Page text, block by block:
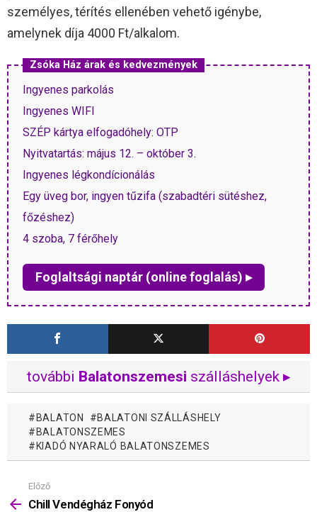
személyes, térítés ellenében vehető igénybe,
amelynek díja 4000 Ft/alkalom.
Zsóka Ház árak és kedvezmények
Ingyenes parkolás
Ingyenes WIFI
SZÉP kártya elfogadóhely: OTP
Nyitvatartás: május 12. – október 3.
Ingyenes légkondícionálás
Egy üveg bor, ingyen tűzifa (szabadtéri sütéshez,
főzéshez)
4 szoba, 7 férőhely
Foglaltsági naptár (online foglalás) ▸
további Balatonszemesi szálláshelyek ▸
BALATON
BALATONI SZÁLLÁSHELY
BALATONSZEMES
KIADÓ NYARALÓ BALATONSZEMES
Mutass
többet
Előző
Chill Vendégház Fonyód